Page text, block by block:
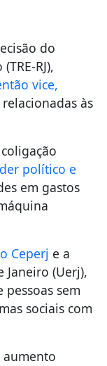
do
RJ),
vice,
às
político e
em gastos
Ceperj e a
Janeiro (Uerj),
sem
sociais com
aumento